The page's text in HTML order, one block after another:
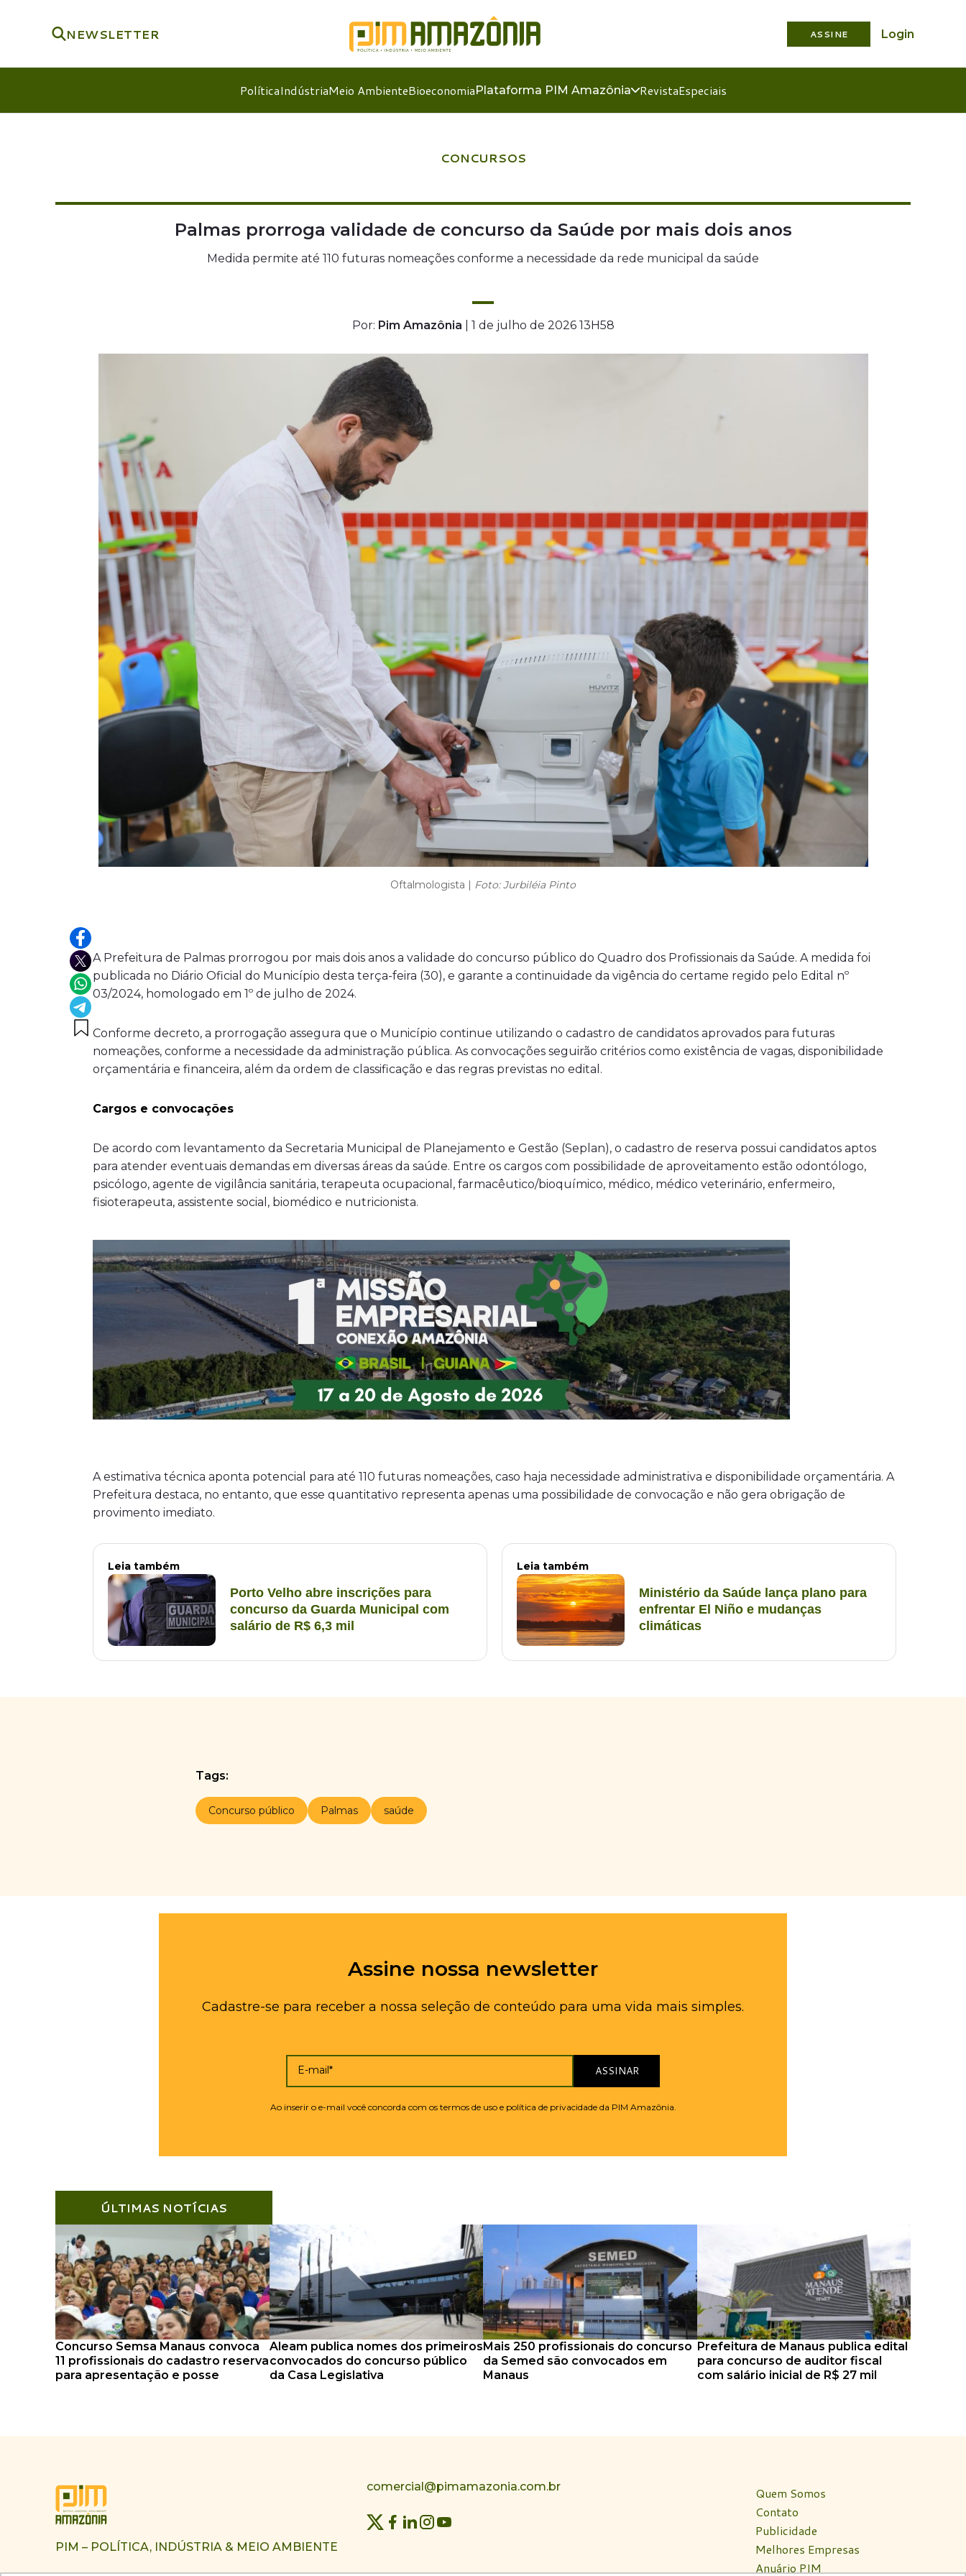
NEWSLETTER ASSINE Login
PolíticaIndústriaMeio AmbienteBioeconomiaPlataforma PIM Amazônia RevistaEspeciais
CONCURSOS
Palmas prorroga validade de concurso da Saúde por mais dois anos
Medida permite até 110 futuras nomeações conforme a necessidade da rede municipal da saúde
Por: Pim Amazônia | 1 de julho de 2026 13H58
Oftalmologista | Foto: Jurbiléia Pinto
A Prefeitura de Palmas prorrogou por mais dois anos a validade do concurso público do Quadro dos Profissionais da Saúde. A medida foi
publicada no Diário Oficial do Município desta terça-feira (30), e garante a continuidade da vigência do certame regido pelo Edital nº
03/2024, homologado em 1º de julho de 2024.
Conforme decreto, a prorrogação assegura que o Município continue utilizando o cadastro de candidatos aprovados para futuras
nomeações, conforme a necessidade da administração pública. As convocações seguirão critérios como existência de vagas, disponibilidade
orçamentária e financeira, além da ordem de classificação e das regras previstas no edital.
Cargos e convocações
De acordo com levantamento da Secretaria Municipal de Planejamento e Gestão (Seplan), o cadastro de reserva possui candidatos aptos
para atender eventuais demandas em diversas áreas da saúde. Entre os cargos com possibilidade de aproveitamento estão odontólogo,
psicólogo, agente de vigilância sanitária, terapeuta ocupacional, farmacêutico/bioquímico, médico, médico veterinário, enfermeiro,
fisioterapeuta, assistente social, biomédico e nutricionista.
A estimativa técnica aponta potencial para até 110 futuras nomeações, caso haja necessidade administrativa e disponibilidade orçamentária. A
Prefeitura destaca, no entanto, que esse quantitativo representa apenas uma possibilidade de convocação e não gera obrigação de
provimento imediato.
Leia também
Porto Velho abre inscrições para
concurso da Guarda Municipal com
salário de R$ 6,3 mil
Leia também
Ministério da Saúde lança plano para
enfrentar El Niño e mudanças
climáticas
Tags:
Concurso público Palmas saúde
Assine nossa newsletter
Cadastre-se para receber a nossa seleção de conteúdo para uma vida mais simples.
E-mail* ASSINAR
Ao inserir o e-mail você concorda com os termos de uso e política de privacidade da PIM Amazônia.
ÚLTIMAS NOTÍCIAS
Concurso Semsa Manaus convoca
11 profissionais do cadastro reserva
para apresentação e posse
Aleam publica nomes dos primeiros
convocados do concurso público
da Casa Legislativa
Mais 250 profissionais do concurso
da Semed são convocados em
Manaus
Prefeitura de Manaus publica edital
para concurso de auditor fiscal
com salário inicial de R$ 27 mil
PIM – POLÍTICA, INDÚSTRIA & MEIO AMBIENTE
comercial@pimamazonia.com.br
Quem Somos
Contato
Publicidade
Melhores Empresas
Anuário PIM